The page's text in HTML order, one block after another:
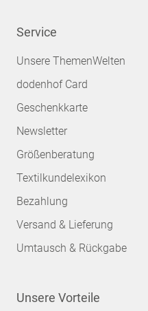
Service
Unsere ThemenWelten
dodenhof Card
Geschenkkarte
Newsletter
Größenberatung
Textilkundelexikon
Bezahlung
Versand & Lieferung
Umtausch & Rückgabe
Unsere Vorteile